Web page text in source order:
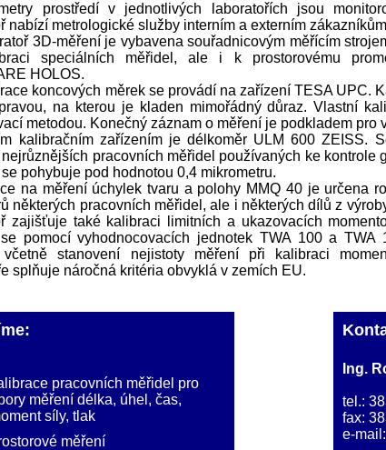
prostředí v jednotlivých laboratořích jsou
nabízí metrologické služby interním a externím
3D-měření je vybavena souřadnicovým měřícím
speciálních měřidel, ale i k prostorovému
HOLOS.
koncových měrek se provádí na zařízení TESA UPC.
na kterou je kladen mimořádný důraz. Vlastní
metodou. Konečný záznam o měření je podkladem pro
kalibračním zařízením je délkoměr ULM 600 ZEISS.
pracovních měřidel používaných ke kontrole
pohybuje pod hodnotou 0,4 mikrometru.
na měření úchylek tvaru a polohy MMQ 40 je určena
některých pracovních měřidel, ale i některých dílů z
zajišťuje také kalibraci limitních a ukazovacích
pomocí vyhodnocovacích jednotek TWA 100 a TWA
včetně stanovení nejistoty měření při kalibraci
splňuje náročná kritéria obvyklá v zemích EU.
Ing.
tel.:
fax:
e-mail:
pracovních měřidel pro
měření délka, úhel, čas,
síly, tlak
měření